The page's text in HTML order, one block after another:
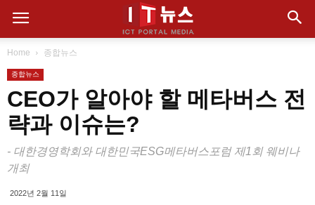
Home 종합뉴스
종합뉴스
CEO가 알아야 할 메타버스 전
략과 이슈는?
- 대한경영학회와 대한민국ESG메타버스포럼 제1회 웨비나
개최
2022년 2월 11일